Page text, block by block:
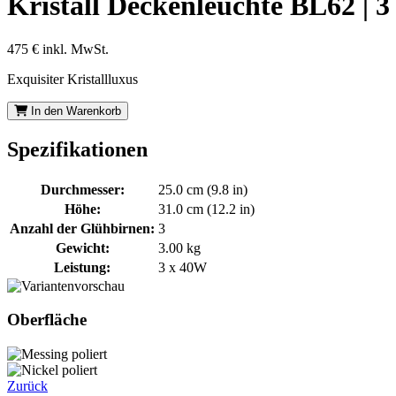
475 € inkl. MwSt.
Exquisiter Kristallluxus
In den Warenkorb
Spezifikationen
Durchmesser:
25.0 cm (9.8 in)
Höhe:
31.0 cm (12.2 in)
Anzahl der Glühbirnen: 3
Gewicht:
3.00 kg
Leistung:
3 x 40W
Oberfläche
Zurück